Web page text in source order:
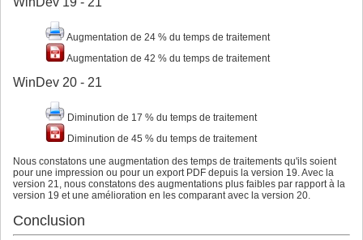
Augmentation de 24 % du temps de traitement
Augmentation de 42 % du temps de traitement
WinDev 20 - 21
Diminution de 17 % du temps de traitement
Diminution de 45 % du temps de traitement
Nous constatons une augmentation des temps de traitements qu'ils soient
pour une impression ou pour un export PDF depuis la version 19. Avec la
version 21, nous constatons des augmentations plus faibles par rapport à la
version 19 et une amélioration en les comparant avec la version 20.
Conclusion